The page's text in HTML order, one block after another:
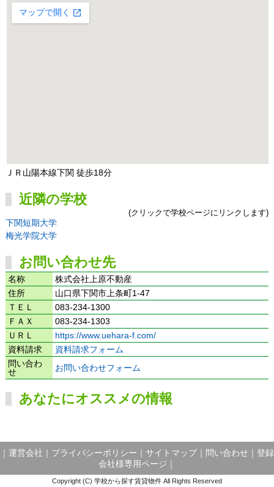
ＪＲ山陽本線下関 徒歩18分
近隣の学校
(クリックで学校ページにリンクします)
下関短期大学
梅光学院大学
お問い合わせ先
名称
株式会社上原不動産
住所
山口県下関市上条町1-47
ＴＥＬ
083-234-1300
ＦＡＸ
083-234-1303
ＵＲＬ
https://www.uehara-f.com/
資料請求
資料請求フォーム
問い合わ
せ
お問い合わせフォーム
あなたにオススメの情報
運営会社 プライバシーポリシー サイトマップ｜ 問い合わせ
登録
会社様専用ページ
Copyright (C) 学校から探す賃貸物件 All Rights Reserved